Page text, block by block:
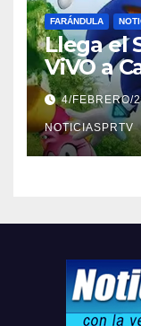
FARÁNDULA
Llega el
ViVO a
Relojes
compre
4/FEBRERO/
NOTICIASPRTV